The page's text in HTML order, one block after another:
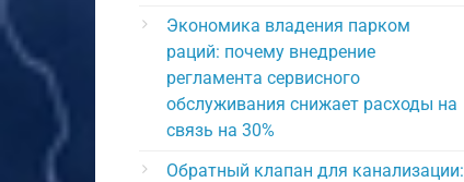
Экономика владения парком
раций: почему внедрение
регламента сервисного
обслуживания снижает расходы на
связь на 30%
Обратный клапан для канализации: